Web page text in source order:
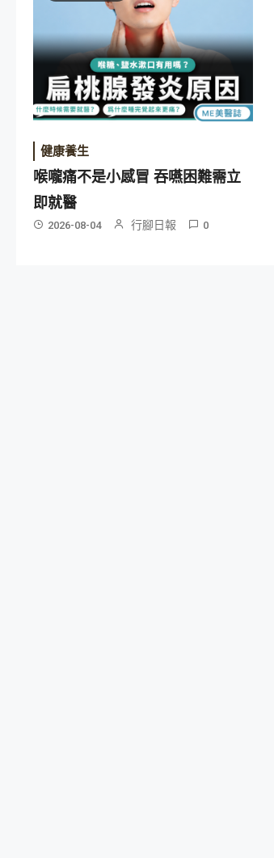
健康養生
喉嚨痛不是小感冒 吞嚥困難需立
即就醫
2026-08-04 行腳日報 0